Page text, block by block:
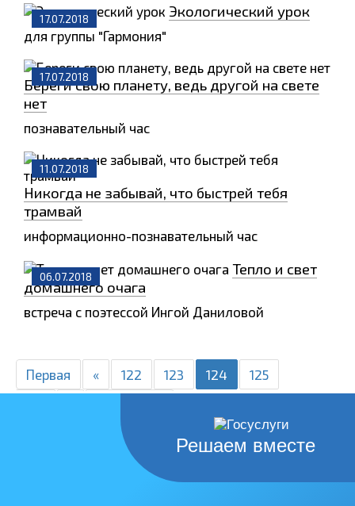
17.07.2018 Экологический урок
для группы "Гармония"
17.07.2018
Береги свою планету, ведь другой на свете
нет
познавательный час
11.07.2018
Никогда не забывай, что быстрей тебя
трамвай
информационно-познавательный час
06.07.2018
Тепло и свет
домашнего очага
встреча с поэтессой Ингой Даниловой
Первая « 122 123 124
125
Решаем вместе